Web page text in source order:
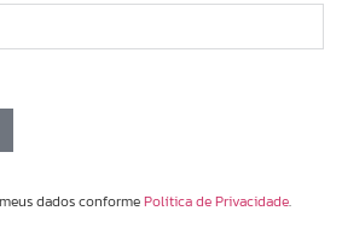
dados conformePolítica de Privacidade.